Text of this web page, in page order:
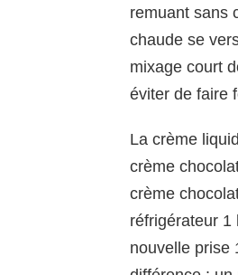
remuant sans
chaude se
mixage court
éviter de faire
La crème
crème
crème
réfrigérateur 1
nouvelle prise